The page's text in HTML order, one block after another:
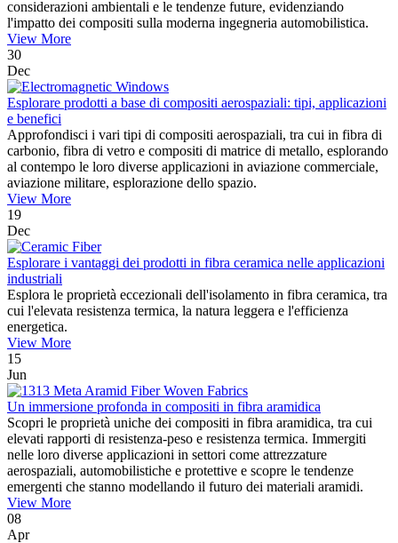
considerazioni ambientali e le tendenze future, evidenziando
l'impatto dei compositi sulla moderna ingegneria automobilistica.
View More
30
Dec
Esplorare prodotti a base di compositi aerospaziali: tipi, applicazioni
e benefici
Approfondisci i vari tipi di compositi aerospaziali, tra cui in fibra di
carbonio, fibra di vetro e compositi di matrice di metallo, esplorando
al contempo le loro diverse applicazioni in aviazione commerciale,
aviazione militare, esplorazione dello spazio.
View More
19
Dec
Esplorare i vantaggi dei prodotti in fibra ceramica nelle applicazioni
industriali
Esplora le proprietà eccezionali dell'isolamento in fibra ceramica, tra
cui l'elevata resistenza termica, la natura leggera e l'efficienza
energetica.
View More
15
Jun
Un immersione profonda in compositi in fibra aramidica
Scopri le proprietà uniche dei compositi in fibra aramidica, tra cui
elevati rapporti di resistenza-peso e resistenza termica. Immergiti
nelle loro diverse applicazioni in settori come attrezzature
aerospaziali, automobilistiche e protettive e scopre le tendenze
emergenti che stanno modellando il futuro dei materiali aramidi.
View More
08
Apr